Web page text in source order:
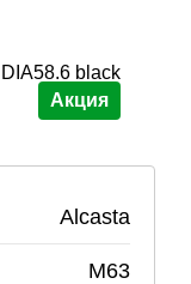
Акция
Alcasta
M63